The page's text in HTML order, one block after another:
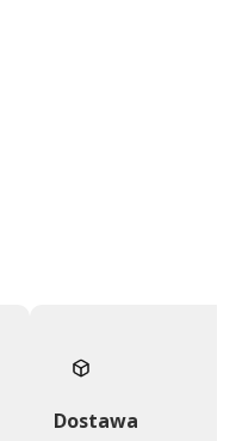
Dostawa